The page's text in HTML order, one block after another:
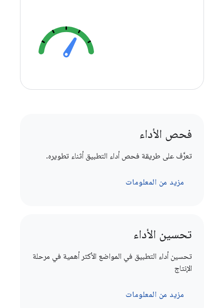
فحص الأداء
تعرَّف على طريقة فحص أداء التطبيق أثناء تطويره.
مزيد من المعلومات
تحسين الأداء
تحسين أداء التطبيق في المواضع الأكثر أهمية في مرحلة
الإنتاج
مزيد من المعلومات